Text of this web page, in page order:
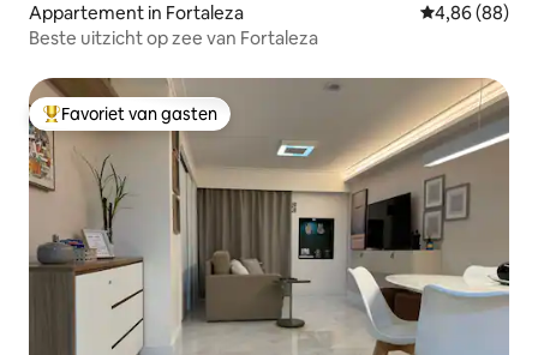
Appartement in Fortaleza Gemiddelde
4,86 (88)
Beste uitzicht op zee van Fortaleza
Topfavoriet van gasten
Favoriet van gasten